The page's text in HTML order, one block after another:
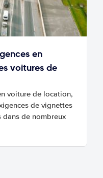
en
voitures de
voiture de location,
de vignettes
de nombreux